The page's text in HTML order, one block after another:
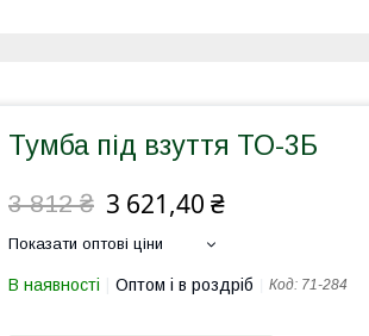
Тумба під взуття ТО-3Б
3 812 ₴ 3 621,40 ₴
Показати оптові ціни
В наявності Оптом і в роздріб Код: 71-284